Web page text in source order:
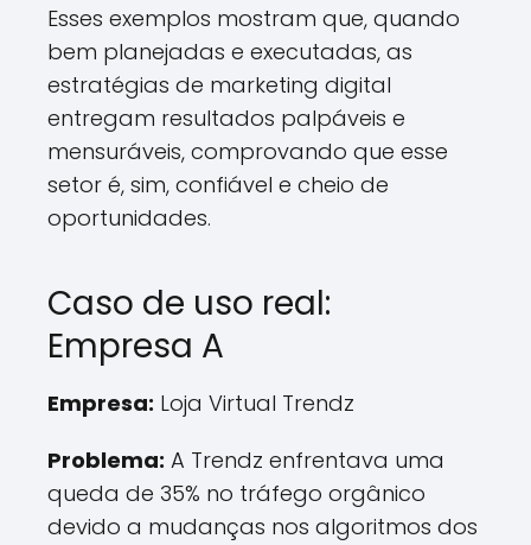
Esses exemplos mostram que, quando
bem planejadas e executadas, as
estratégias de marketing digital
entregam resultados palpáveis e
mensuráveis, comprovando que esse
setor é, sim, confiável e cheio de
oportunidades.
Caso de uso real:
Empresa A
Empresa: Loja Virtual Trendz
Problema: A Trendz enfrentava uma
queda de 35% no tráfego orgânico
devido a mudanças nos algoritmos dos